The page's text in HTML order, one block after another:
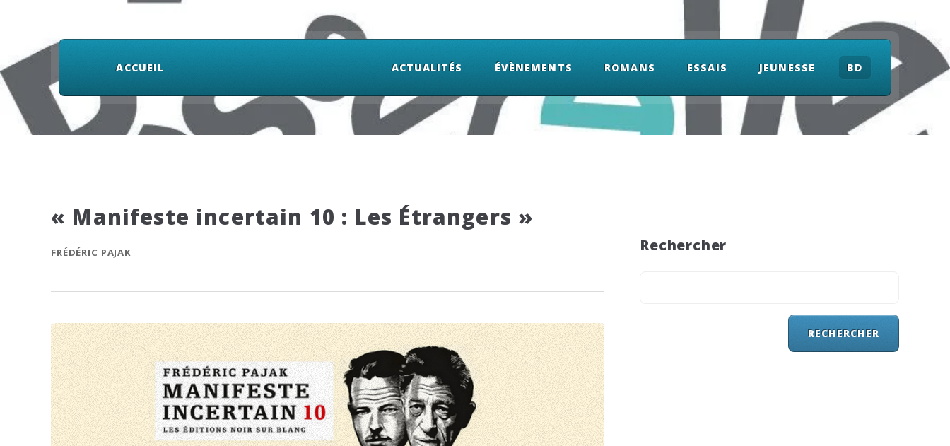
ACCUEIL ACTUALITÉS ÉVÈNEMENTS ROMANS ESSAIS JEUNESSE BD
« Manifeste incertain 10 : Les Étrangers »
FRÉDÉRIC PAJAK Rechercher